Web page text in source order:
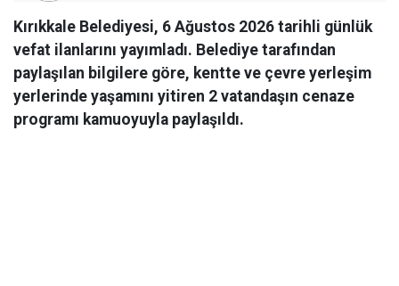
Kırıkkale Belediyesi, 6 Ağustos 2026 tarihli günlük
vefat ilanlarını yayımladı. Belediye tarafından
paylaşılan bilgilere göre, kentte ve çevre yerleşim
yerlerinde yaşamını yitiren 2 vatandaşın cenaze
programı kamuoyuyla paylaşıldı.